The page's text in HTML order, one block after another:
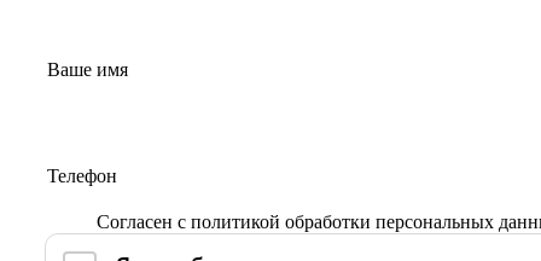
Согласен с политикой обработки персональных